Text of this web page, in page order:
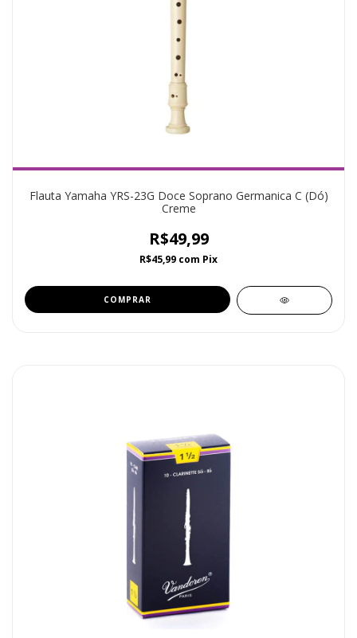
Flauta Yamaha YRS-23G Doce Soprano Germanica C (Dó)
Creme
R$49,99
R$45,99 com Pix